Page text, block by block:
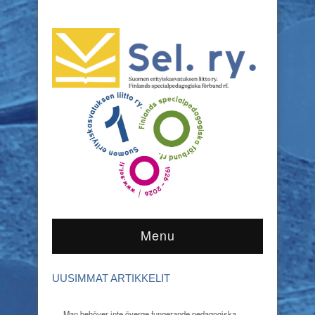
Menu
UUSIMMAT ARTIKKELIT